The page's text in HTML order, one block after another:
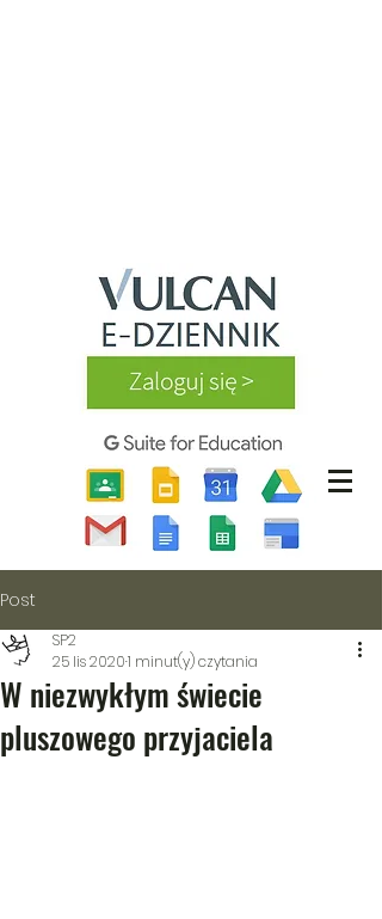
Post
W niezwykłym świecie
pluszowego przyjaciela
SP2
25 lis 20201 minut(y) czytania